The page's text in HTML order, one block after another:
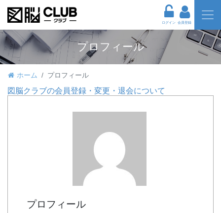
ログイン 会員登録
プロフィール
ホーム プロフィール
図脳クラブの会員登録・変更・退会について
プロフィール